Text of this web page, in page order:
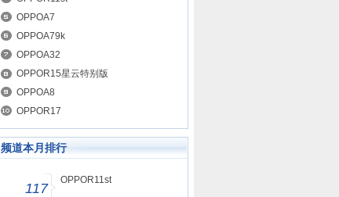
OPPOA7
OPPOA79k
OPPOA32
OPPOR15星云特别版
OPPOA8
OPPOR17
频道本月排行
117
OPPOR11st